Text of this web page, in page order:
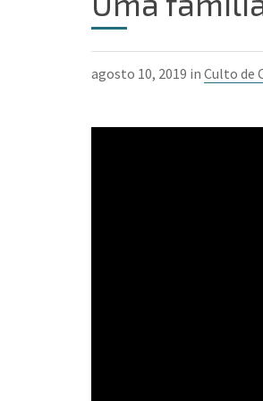
agosto 10, 2019 in Culto de